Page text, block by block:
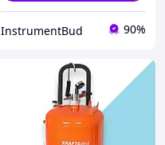
InstrumentBud 90%